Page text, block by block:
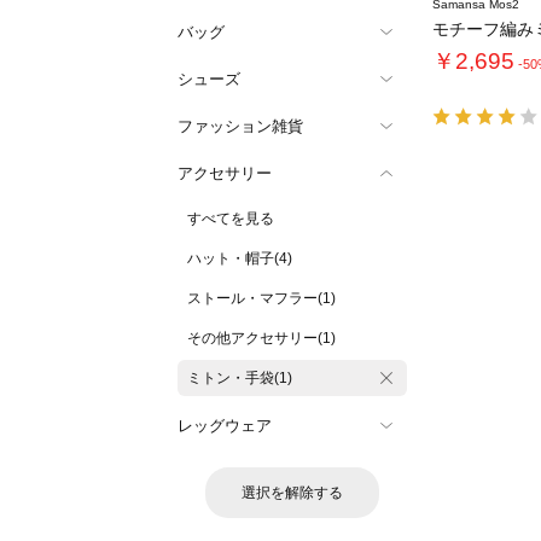
バッグ
シューズ
ファッション雑貨
アクセサリー
すべてを見る
ハット・帽子(4)
ストール・マフラー(1)
その他アクセサリー(1)
ミトン・手袋(1)
レッグウェア
選択を解除する
Samansa Mos2
モチーフ編み
￥2,695 -